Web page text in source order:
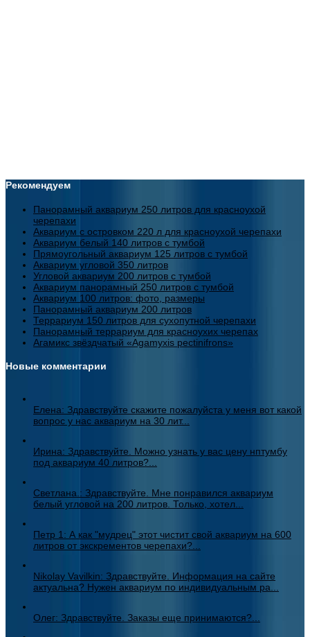
Рекомендуем
Панорамный аквариум 250 литров для красноухой
черепахи
Аквариум с островком 220 л для красноухой черепахи
Аквариум белый 140 литров с тумбой
Прямоугольный аквариум 125 литров с тумбой
Аквариум угловой 350 литров
Угловой аквариум 200 литров с тумбой
Аквариум панорамный 250 литров с тумбой
Аквариум 100 литров: фото, размеры
Панорамный аквариум 200 литров
Террариум 150 литров для сухопутной черепахи
Панорамный террариум для красноухих черепах
Агамикс звёздчатый «Agamyxis pectinifrons»
Новые комментарии
Елена: Здравствуйте скажите пожалуйста у меня вот какой
вопрос у нас аквариум на 30 лит...
Ирина: Здравствуйте. Можно узнать у вас цену нптумбу
под аквариум 40 литров?...
Светлана.: Здравствуйте. Мне понравился аквариум
белый угловой на 200 литров. Только, хотел...
Петр 1: А как "мудрец" этот чистит свой аквариум на 600
литров от экскрементов черепахи?...
Nikolay Vavilkin: Здравствуйте. Информация на сайте
актуальна? Нужен аквариум по индивидуальным ра...
Олег: Здравствуйте. Заказы еще принимаются?...